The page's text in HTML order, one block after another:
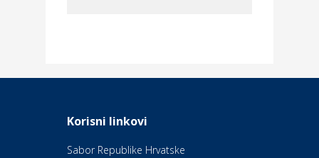
Daruvarske toplice – ljekovita
Korisni linkovi
Sabor Republike Hrvatske